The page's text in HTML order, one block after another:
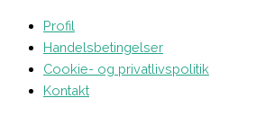
Profil
Handelsbetingelser
Cookie- og privatlivspolitik
Kontakt